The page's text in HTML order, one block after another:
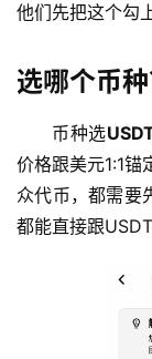
他们先把这个勾上
选哪个币
币种选
价格跟美元1:1锚
众代币，都需要
都能直接跟